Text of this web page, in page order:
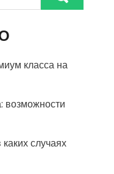
класса на
возможности
случаях